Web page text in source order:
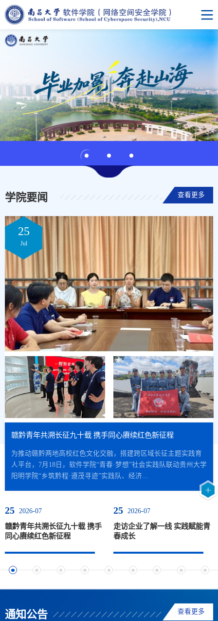
学院要闻 查看更多
25
Jul
赣黔青年共溯长征九十载 携手同心赓续红色新征程
为推动赣黔两地高校红色文化交融，搭建跨区域长征主题实践育
人平台，7月18日，软件学院“青春·梦想”社会实践队联动贵州大学
阳明学院“乡筑黔程·遵茂寻迹”实践队、经济...
25 2026-07
赣黔青年共溯长征九十载 携手
同心赓续红色新征程
25 2026-07
走访企业了解一线 实践赋能青
春成长
通知公告 查看更多